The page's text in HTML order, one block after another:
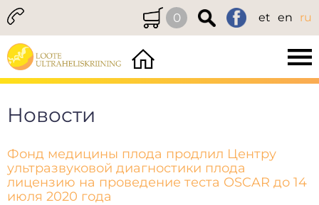
0 et en ru
Новости
Фонд медицины плода продлил Центру
ультразвуковой диагностики плода
лицензию на проведение теста OSCAR до 14
июля 2020 года